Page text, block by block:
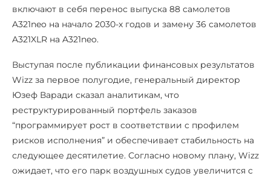
включают в себя перенос выпуска 88 самолетов
A321neo на начало 2030-х годов и замену 36 самолетов
A321XLR на A321neo.
Выступая после публикации финансовых результатов
Wizz за первое полугодие, генеральный директор
Юзеф Варади сказал аналитикам, что
реструктурированный портфель заказов
“программирует рост в соответствии с профилем
рисков исполнения” и обеспечивает стабильность на
следующее десятилетие. Согласно новому плану, Wizz
ожидает, что его парк воздушных судов увеличится с